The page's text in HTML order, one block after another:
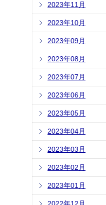
2023年11月
2023年10月
2023年09月
2023年08月
2023年07月
2023年06月
2023年05月
2023年04月
2023年03月
2023年02月
2023年01月